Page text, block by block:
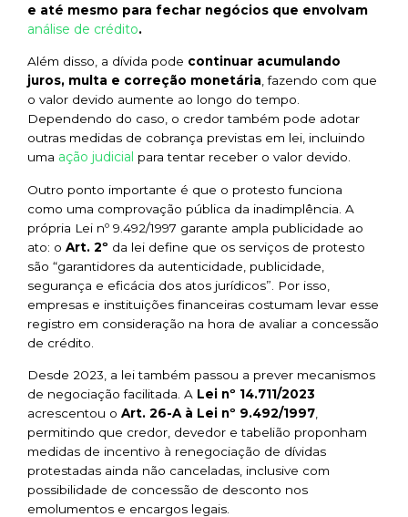
e até mesmo para fechar negócios que envolvam
análise de crédito.
Além disso, a dívida pode continuar acumulando
juros, multa e correção monetária, fazendo com que
o valor devido aumente ao longo do tempo.
Dependendo do caso, o credor também pode adotar
outras medidas de cobrança previstas em lei, incluindo
uma ação judicial para tentar receber o valor devido.
Outro ponto importante é que o protesto funciona
como uma comprovação pública da inadimplência. A
própria Lei nº 9.492/1997 garante ampla publicidade ao
ato: o Art. 2º da lei define que os serviços de protesto
são “garantidores da autenticidade, publicidade,
segurança e eficácia dos atos jurídicos” . Por isso,
empresas e instituições financeiras costumam levar esse
registro em consideração na hora de avaliar a concessão
de crédito.
Desde 2023, a lei também passou a prever mecanismos
de negociação facilitada. A Lei nº 14.711/2023
acrescentou o Art. 26-A à Lei nº 9.492/1997
permitindo que credor, devedor e tabelião proponham
medidas de incentivo à renegociação de dívidas
protestadas ainda não canceladas, inclusive com
possibilidade de concessão de desconto nos
emolumentos e encargos legais.